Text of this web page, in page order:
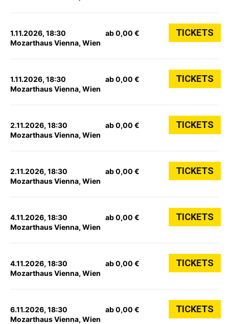
1.11.2026, 18:30
Mozarthaus Vienna, Wien
ab 0,00 € TICKETS
1.11.2026, 18:30
Mozarthaus Vienna, Wien
ab 0,00 € TICKETS
2.11.2026, 18:30
Mozarthaus Vienna, Wien
ab 0,00 € TICKETS
2.11.2026, 18:30
Mozarthaus Vienna, Wien
ab 0,00 € TICKETS
4.11.2026, 18:30
Mozarthaus Vienna, Wien
ab 0,00 € TICKETS
4.11.2026, 18:30
Mozarthaus Vienna, Wien
ab 0,00 € TICKETS
6.11.2026, 18:30
Mozarthaus Vienna, Wien
ab 0,00 € TICKETS